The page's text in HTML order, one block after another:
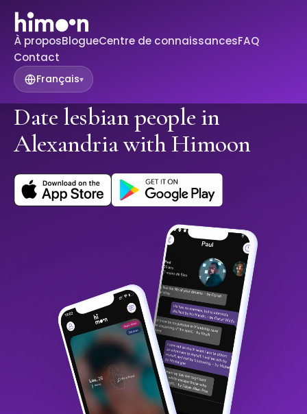
À proposBlogueCentre de connaissancesFAQ
Contact
Français▾
Date lesbian people in
Alexandria with Himoon